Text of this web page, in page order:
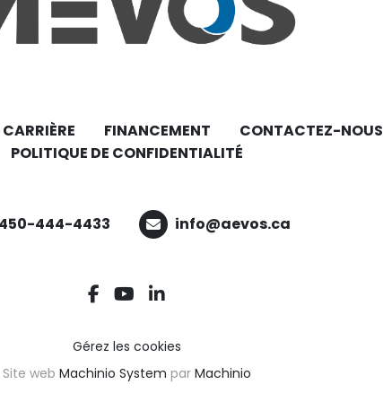
CARRIÈRE FINANCEMENT CONTACTEZ-NOUS
POLITIQUE DE CONFIDENTIALITÉ
450-444-4433 info@aevos.ca
facebookyoutube
linkedin
Gérez les cookies
Site web Machinio System par Machinio